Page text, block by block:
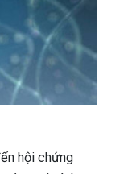
hội chứng